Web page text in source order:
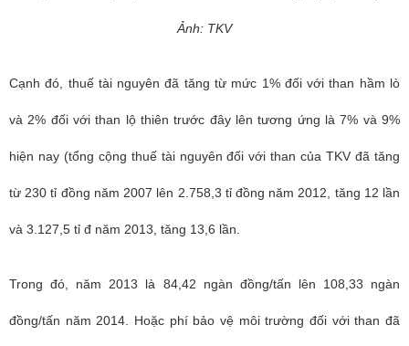
Ảnh: TKV
Cạnh đó, thuế tài nguyên đã tăng từ mức 1% đối với than hầm lò
và 2% đối với than lộ thiên trước đây lên tương ứng là 7% và 9%
hiện nay (tổng cộng thuế tài nguyên đối với than của TKV đã tăng
từ 230 tỉ đồng năm 2007 lên 2.758,3 tỉ đồng năm 2012, tăng 12 lần
và 3.127,5 tỉ đ năm 2013, tăng 13,6 lần.
Trong đó, năm 2013 là 84,42 ngàn đồng/tấn lên 108,33 ngàn
đồng/tấn năm 2014. Hoặc phí bảo vệ môi trường đối với than đã